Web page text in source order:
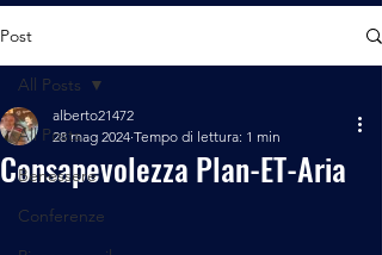
Post
All Posts
Benessere
Conferenze
All Posts
Consapevolezza Plan-ET-Aria
alberto21472
28 mag 2024 Tempo di lettura: 1 min